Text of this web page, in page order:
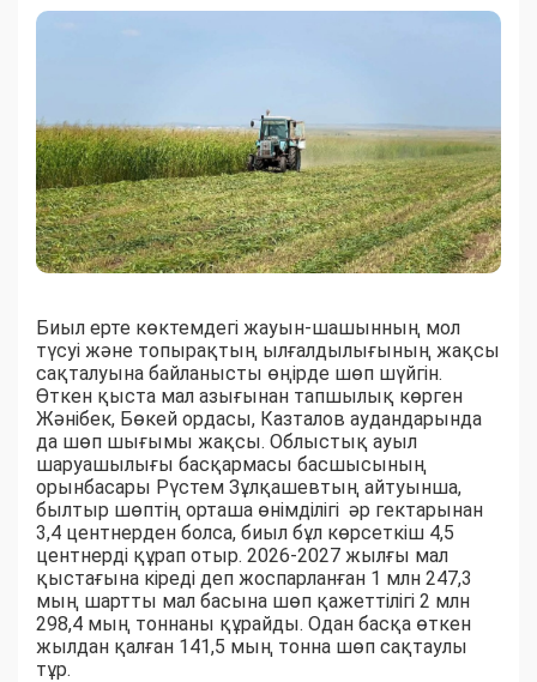
Биыл ерте көктемдегі жауын-шашынның мол
түсуі және топырақтың ылғалдылығының жақсы
сақталуына байланысты өңірде шөп шүйгін.
Өткен қыста мал азығынан тапшылық көрген
Жәнібек, Бөкей ордасы, Казталов аудандарында
да шөп шығымы жақсы. Облыстық ауыл
шаруашылығы басқармасы басшысының
орынбасары Рүстем Зұлқашевтың айтуынша,
былтыр шөптің орташа өнімділігі әр гектарынан
3,4 центнерден болса, биыл бұл көрсеткіш 4,5
центнерді құрап отыр. 2026-2027 жылғы мал
қыстағына кіреді деп жоспарланған 1 млн 247,3
мың шартты мал басына шөп қажеттілігі 2 млн
298,4 мың тоннаны құрайды. Одан басқа өткен
жылдан қалған 141,5 мың тонна шөп сақтаулы
тұр.